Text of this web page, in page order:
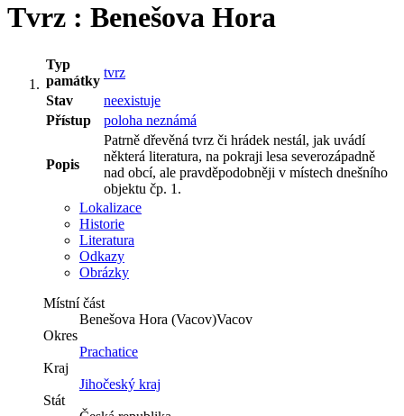
Tvrz : Benešova Hora
Typ
památky
tvrz
Stav
neexistuje
Přístup
poloha neznámá
Popis
Patrně dřevěná tvrz či hrádek nestál, jak uvádí
některá literatura, na pokraji lesa severozápadně
nad obcí, ale pravděpodobněji v místech dnešního
objektu čp. 1.
Lokalizace
Historie
Literatura
Odkazy
Obrázky
Místní část
Benešova Hora (Vacov)Vacov
Okres
Prachatice
Kraj
Jihočeský kraj
Stát